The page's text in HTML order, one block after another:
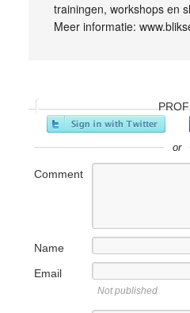
trainingen, workshops en
Meer informatie:
or
Comment
Name
Email
Not published